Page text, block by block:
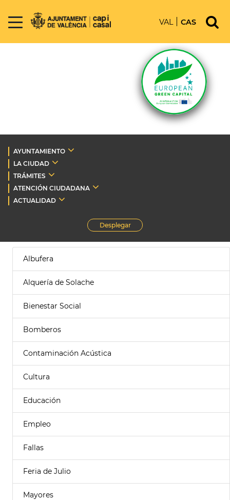
VAL CAS
AYUNTAMIENTO
LA CIUDAD
TRÁMITES
ATENCIÓN CIUDADANA
ACTUALIDAD
Desplegar
Albufera
Alquería de Solache
Bienestar Social
Bomberos
Contaminación Acústica
Cultura
Educación
Empleo
Fallas
Feria de Julio
Mayores